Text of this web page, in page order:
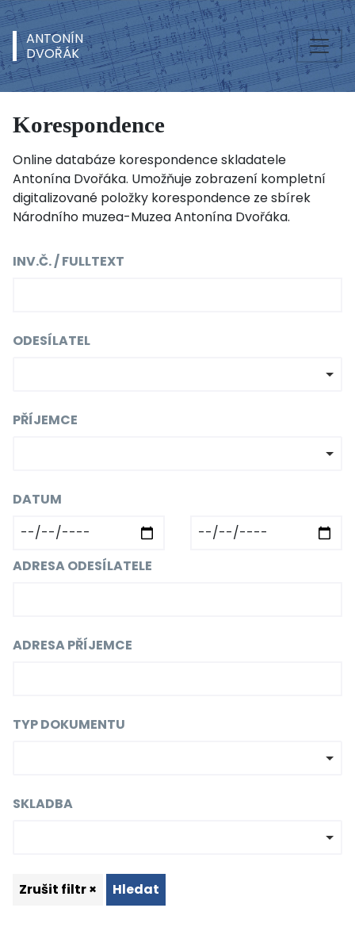
ANTONÍN
DVOŘÁK
Korespondence
Online databáze korespondence skladatele
Antonína Dvořáka. Umožňuje zobrazení kompletní
digitalizované položky korespondence ze sbírek
Národního muzea-Muzea Antonína Dvořáka.
INV.Č. / FULLTEXT
ODESÍLATEL
PŘÍJEMCE
DATUM
ADRESA ODESÍLATELE
ADRESA PŘÍJEMCE
TYP DOKUMENTU
SKLADBA
Zrušit filtr × Hledat